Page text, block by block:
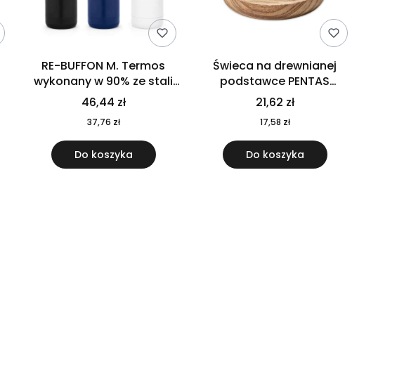
RE-BUFFON M. Termos
wykonany w 90% ze stali
nierdzewnej pochodzącej z
recyklingu 520 ml 94294
46,44 zł
37,76 zł
Do koszyka
Świeca na drewnianej
podstawce PENTAS
MO6282-40
21,62 zł
17,58 zł
Do koszyka